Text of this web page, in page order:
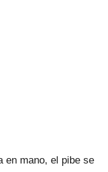
en mano, el pibe se